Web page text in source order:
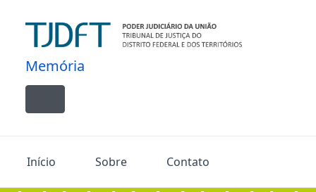
Memória
Toggle navigation
Início Sobre Contato